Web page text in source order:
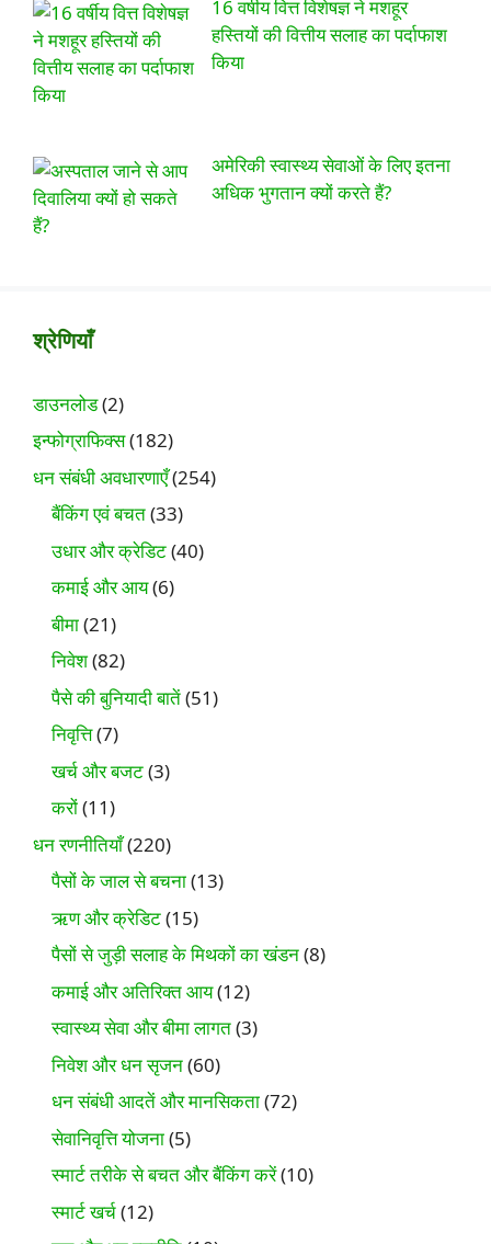
16 वर्षीय वित्त विशेषज्ञ ने मशहूर
हस्तियों की वित्तीय सलाह का पर्दाफाश
किया
अमेरिकी स्वास्थ्य सेवाओं के लिए इतना
अधिक भुगतान क्यों करते हैं?
श्रेणियाँ
डाउनलोड(2)
इन्फोग्राफिक्स(182)
धन संबंधी अवधारणाएँ(254)
बैंकिंग एवं बचत(33)
उधार और क्रेडिट(40)
कमाई और आय(6)
बीमा(21)
निवेश(82)
पैसे की बुनियादी बातें(51)
निवृत्ति(7)
खर्च और बजट(3)
करों(11)
धन रणनीतियाँ(220)
पैसों के जाल से बचना(13)
ऋण और क्रेडिट(15)
पैसों से जुड़ी सलाह के मिथकों का खंडन(8)
कमाई और अतिरिक्त आय(12)
स्वास्थ्य सेवा और बीमा लागत(3)
निवेश और धन सृजन(60)
धन संबंधी आदतें और मानसिकता(72)
सेवानिवृत्ति योजना(5)
स्मार्ट तरीके से बचत और बैंकिंग करें(10)
स्मार्ट खर्च(12)